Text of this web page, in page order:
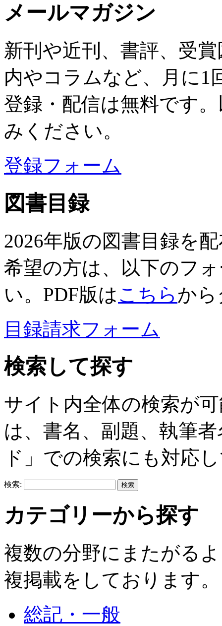
メールマガジン
新刊や近刊、書評、受
内やコラムなど、月に1
登録・配信は無料です
みください。
登録フォーム
図書目録
2026年版の図書目録を
希望の方は、以下のフ
い。PDF版はこちらか
目録請求フォーム
検索して探す
サイト内全体の検索が
は、書名、副題、執筆
ド」での検索にも対応
検索:
カテゴリーから探す
複数の分野にまたがる
複掲載をしております。
総記・一般